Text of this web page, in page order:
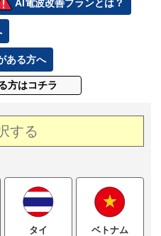
AI電波改善プランとは？
ある方へ
方はコチラ
タイ ベトナム